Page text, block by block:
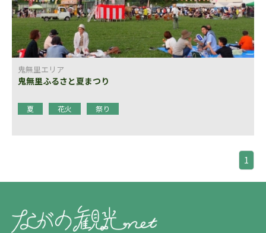
鬼無里エリア
鬼無里ふるさと夏まつり
夏 花火 祭り
1